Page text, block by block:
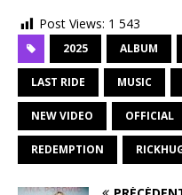
Post Views: 1 543
2025 ALBUM
LAST RIDE MUSIC
NEW VIDEO OFFICIAL
REDEMPTION